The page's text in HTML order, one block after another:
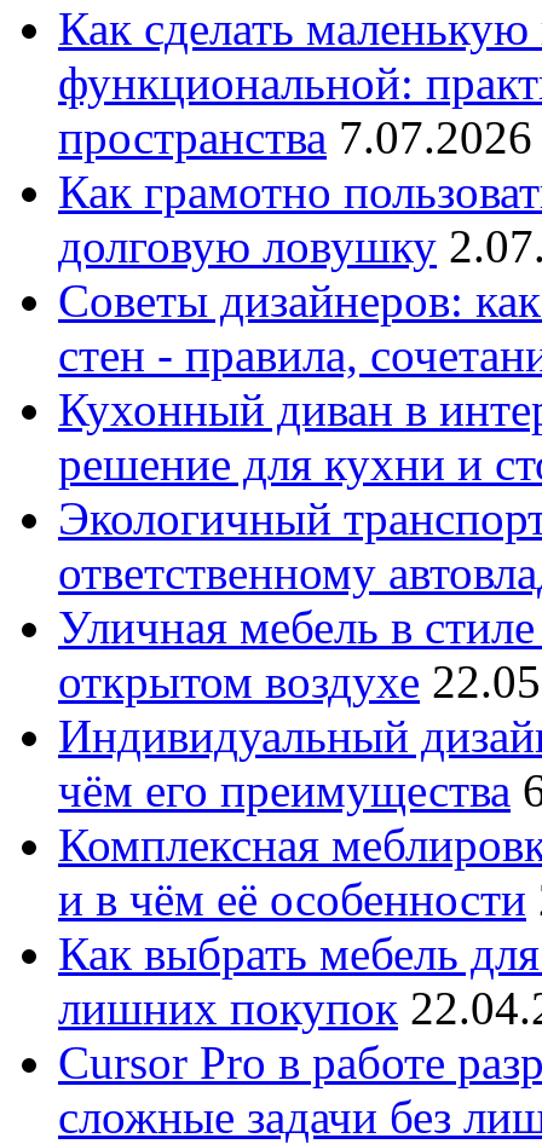
Как сделать
функциональной:
пространства
Как грамотно
долговую ловушку
Советы дизайнеров:
стен - правила,
Кухонный диван в
решение для кухни и
Экологичный
ответственному
Уличная мебель в
открытом воздухе
Индивидуальный
чём его преимущества
Комплексная
и в чём её особенности
Как выбрать мебель
лишних покупок
Cursor Pro в работе
сложные задачи без